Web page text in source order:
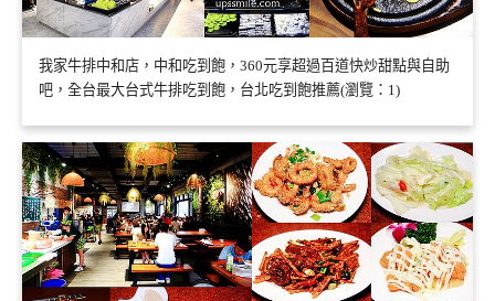
我家牛排中和店，中和吃到飽，360元享超過百道快炒甜點與自助
吧，全台最大台式牛排吃到飽，台北吃到飽推薦(瀏覽：1)